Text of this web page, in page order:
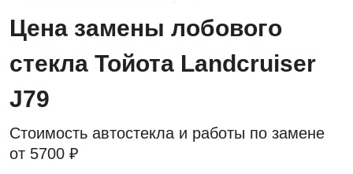
Цена замены лобового
стекла Тойота Landcruiser
J79
Стоимость автостекла и работы по замене
от 5700 ₽